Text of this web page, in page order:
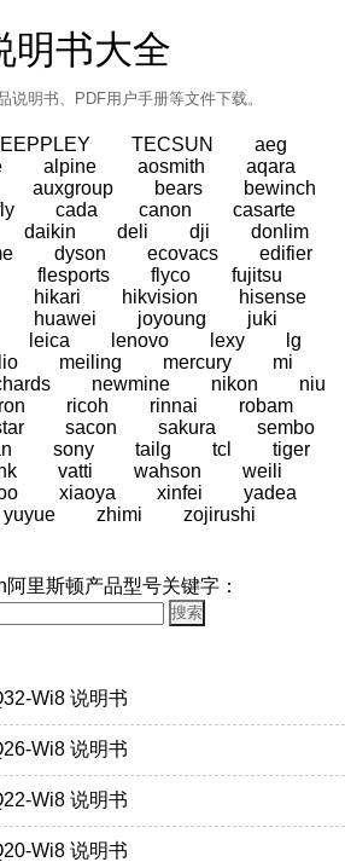
明书大全
说明书、PDF用户手册等文件下载。
TECSUN
aeg
alpine aosmith
aqara
auxgroup bears
bewinch
cada canon
casarte
daikin deli dji
donlim
dyson ecovacs
edifier
flesports flyco
fujitsu
hikari hikvision
hisense
huawei joyoung
juki
leica lenovo lexy
lg
meiling mercury
mi
newmine nikon
niu
ricoh rinnai
robam
sacon sakura
sembo
sony tailg tcl
tiger
vatti wahson
weili
xiaoya xinfei
yadea
yuyue zhimi zojirushi
里斯顿产品型号关键字：
Wi8 说明书
Wi8 说明书
Wi8 说明书
Wi8 说明书